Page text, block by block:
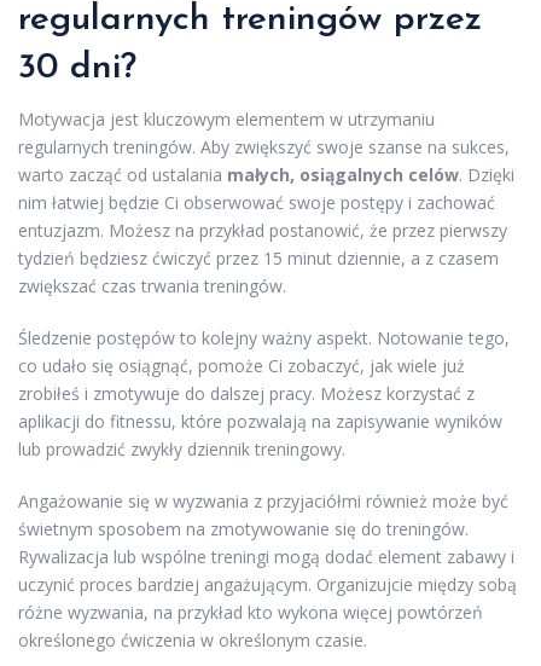
regularnych treningów przez
30 dni?
Motywacja jest kluczowym elementem w utrzymaniu
regularnych treningów. Aby zwiększyć swoje szanse na sukces,
warto zacząć od ustalania małych, osiągalnych celów. Dzięki
nim łatwiej będzie Ci obserwować swoje postępy i zachować
entuzjazm. Możesz na przykład postanowić, że przez pierwszy
tydzień będziesz ćwiczyć przez 15 minut dziennie, a z czasem
zwiększać czas trwania treningów.
Śledzenie postępów to kolejny ważny aspekt. Notowanie tego,
co udało się osiągnąć, pomoże Ci zobaczyć, jak wiele już
zrobiłeś i zmotywuje do dalszej pracy. Możesz korzystać z
aplikacji do fitnessu, które pozwalają na zapisywanie wyników
lub prowadzić zwykły dziennik treningowy.
Angażowanie się w wyzwania z przyjaciółmi również może być
świetnym sposobem na zmotywowanie się do treningów.
Rywalizacja lub wspólne treningi mogą dodać element zabawy i
uczynić proces bardziej angażującym. Organizujcie między sobą
różne wyzwania, na przykład kto wykona więcej powtórzeń
określonego ćwiczenia w określonym czasie.